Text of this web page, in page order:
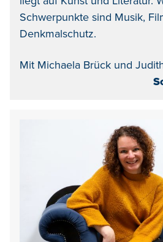
Schwerpunkte sind Musik,
Denkmalschutz.
Mit Michaela Brück und